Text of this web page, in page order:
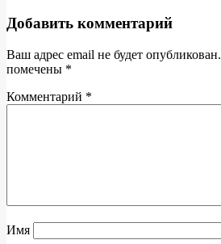
Добавить комментарий
Ваш адрес email не будет опубликован.
помечены *
Комментарий *
Имя